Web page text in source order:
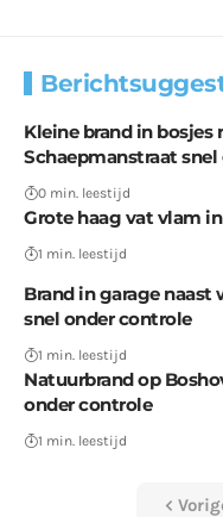
Kleine brand in bosjes
Schaepmanstraat
0 min. leestijd
Grote haag vat vlam
1 min. leestijd
Brand in garage
snel onder controle
1 min. leestijd
Natuurbrand op
onder controle
1 min. leestijd